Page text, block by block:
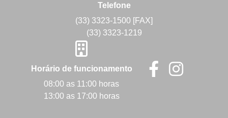
Telefone
(33) 3323-1500 [FAX]
(33) 3323-1219
Horário de funcionamento
08:00 as 11:00 horas
13:00 as 17:00 horas